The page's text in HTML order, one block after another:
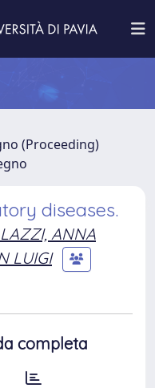
(Proceeding)
diseases.
ANNA
LUIGI
completa